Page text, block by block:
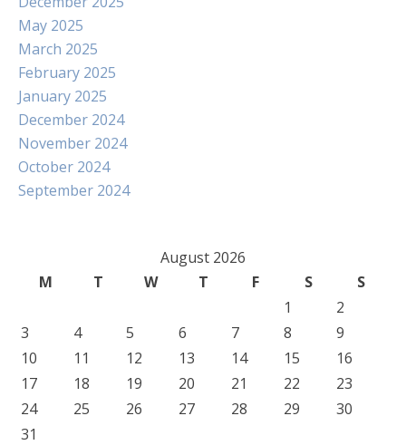
May 2025
March 2025
February 2025
January 2025
December 2024
November 2024
October 2024
September 2024
August 2026
M
T W T F S
S
1
2
3
4 5 6 7 8
9
10
11 12 13 14 15
16
17
18 19 20 21 22
23
24
25 26 27 28 29
30
31